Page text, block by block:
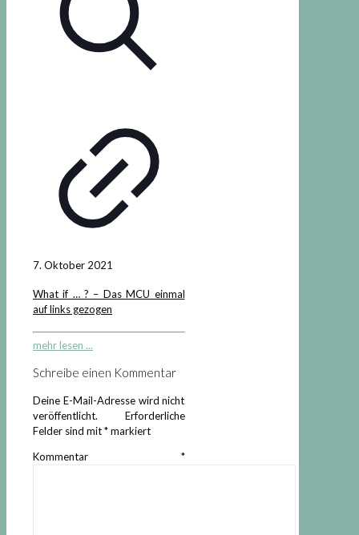
7. Oktober 2021
What if … ? – Das MCU einmal
auf links gezogen
mehr lesen ...
Schreibe einen Kommentar
Deine E-Mail-Adresse wird nicht
veröffentlicht.
Erforderliche
Felder sind mit*markiert
Kommentar *